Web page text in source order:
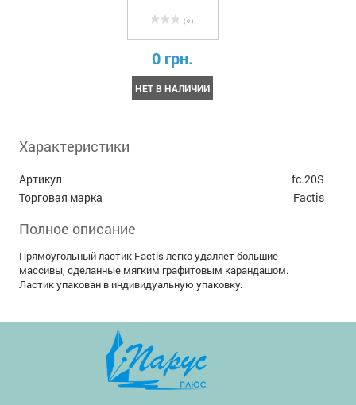
( 0 )
0 грн.
НЕТ В НАЛИЧИИ
Характеристики
Артикул
fc.20S
Торговая марка
Factis
Полное описание
Прямоугольный ластик Factis легко удаляет большие
массивы, сделанные мягким графитовым карандашом.
Ластик упакован в индивидуальную упаковку.